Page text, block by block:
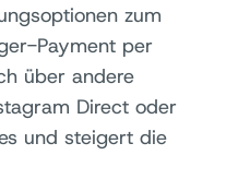
zum
Payment per
über andere
Direct oder
und steigert die